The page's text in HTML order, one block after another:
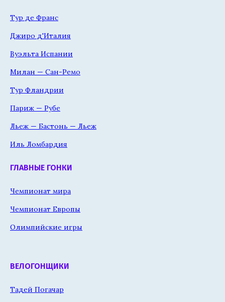
Тур де Франс
Джиро д'Италия
Вуэльта Испании
Милан — Сан-Ремо
Тур Фландрии
Париж — Рубе
Льеж — Бастонь — Льеж
Иль Ломбардия
ГЛАВНЫЕ ГОНКИ
Чемпионат мира
Чемпионат Европы
Олимпийские игры
ВЕЛОГОНЩИКИ
Тадей Погачар